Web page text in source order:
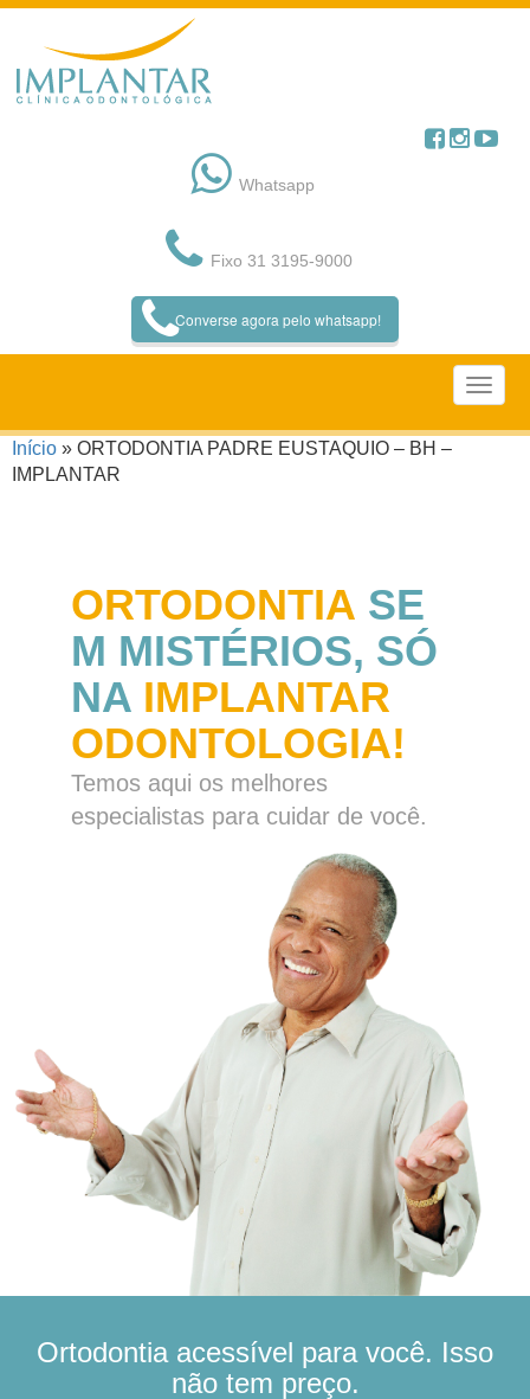
para
o
conteúdo
Whatsapp
Fixo 31 3195-9000
Converse agora pelo whatsapp!
Início » ORTODONTIA PADRE EUSTAQUIO – BH –
IMPLANTAR
ORTODONTIA SE
M MISTÉRIOS, SÓ
NA IMPLANTAR
ODONTOLOGIA!
Temos aqui os melhores
especialistas para cuidar de você.
Ortodontia acessível para você. Isso
não tem preço.